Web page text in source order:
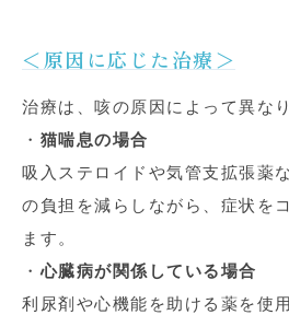
＜原因に応じた治療＞
治療は、咳の原因によって異な
・ 猫喘息の場合
吸入ステロイドや気管支拡張薬
の負担を減らしながら、症状を
ます。
・心臓病が関係している場合
利尿剤や心機能を助ける薬を使